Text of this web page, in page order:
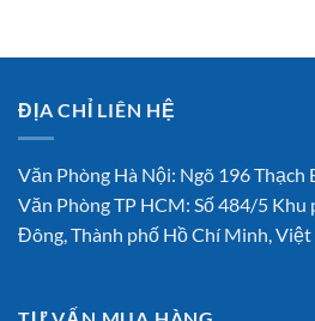
ĐỊA CHỈ LIÊN HỆ
Văn Phòng Hà Nội: Ngõ 196 Thạch
Văn Phòng TP HCM: Số 484/5
Đông, Thành phố Hồ Chí Minh, Việt